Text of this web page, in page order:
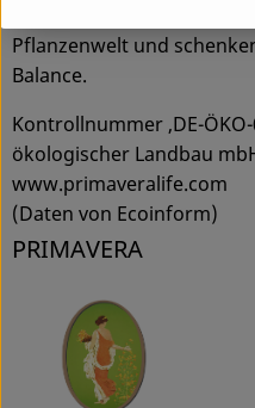
Pflanzenwelt und
Balance.
Kontrollnummer ,DE-
ökologischer Landbau
www.primaveralife.com
(Daten von Ecoinform)
PRIMAVERA